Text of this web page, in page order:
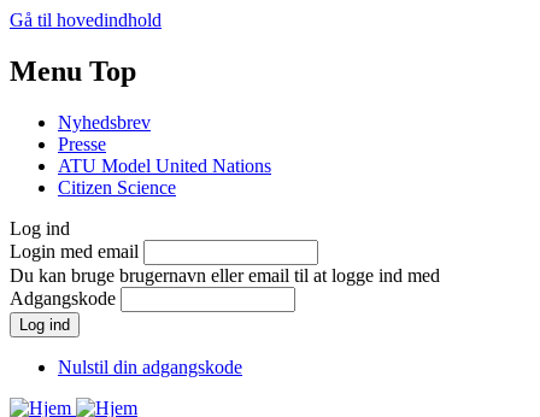
Gå til hovedindhold
Menu Top
Nyhedsbrev
Presse
ATU Model United Nations
Citizen Science
Log ind
Login med email
Du kan bruge brugernavn eller email til at logge ind med
Adgangskode
Nulstil din adgangskode